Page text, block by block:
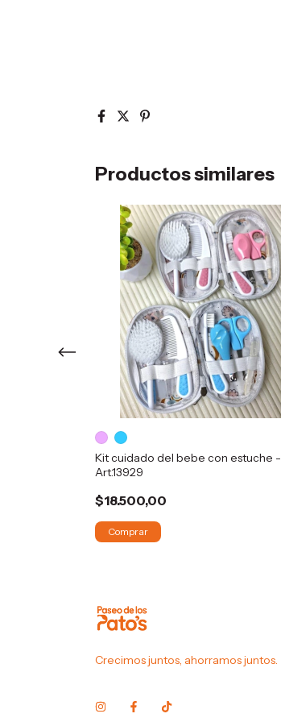
Productos similares
Kit cuidado del bebe con estuche -
Art.13929
$18.500,00
Comprar
Crecimos juntos, ahorramos juntos.